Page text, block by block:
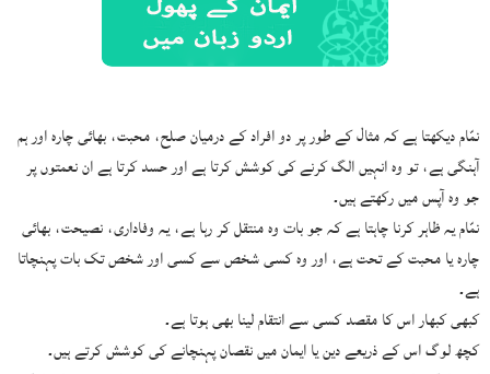
نمّام دیکھتا ہے کہ مثال کے طور پر دو افراد کے درمیان صلح، محبت، بھائی چارہ اور ہم
آہنگی ہے، تو وہ انہیں الگ کرنے کی کوشش کرتا ہے اور حسد کرتا ہے ان نعمتوں پر
جو وہ آپس میں رکھتے ہیں۔
نمّام یہ ظاہر کرنا چاہتا ہے کہ جو بات وہ منتقل کر رہا ہے، یہ وفاداری، نصیحت، بھائی
چارہ یا محبت کے تحت ہے، اور وہ کسی شخص سے کسی اور شخص تک بات پہنچاتا
ہے۔
کبھی کبھار اس کا مقصد کسی سے انتقام لینا بھی ہوتا ہے۔
کچھ لوگ اس کے ذریعے دین یا ایمان میں نقصان پہنچانے کی کوشش کرتے ہیں۔